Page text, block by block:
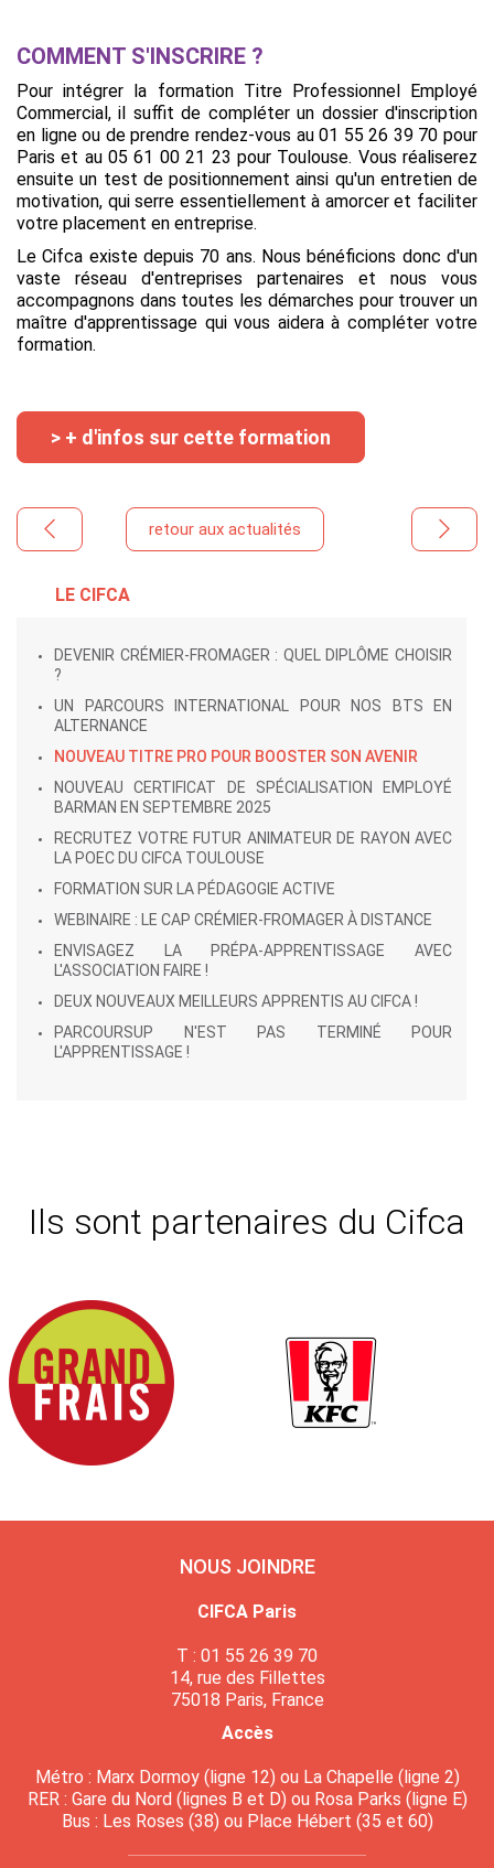
LE CIFCA
DEVENIR CRÉMIER-FROMAGER : QUEL DIPLÔME CHOISIR
?
UN PARCOURS INTERNATIONAL POUR NOS BTS EN
ALTERNANCE
NOUVEAU TITRE PRO POUR BOOSTER SON AVENIR
NOUVEAU CERTIFICAT DE SPÉCIALISATION EMPLOYÉ
BARMAN EN SEPTEMBRE 2025
RECRUTEZ VOTRE FUTUR ANIMATEUR DE RAYON AVEC
LA POEC DU CIFCA TOULOUSE
FORMATION SUR LA PÉDAGOGIE ACTIVE
WEBINAIRE : LE CAP CRÉMIER-FROMAGER À DISTANCE
ENVISAGEZ LA PRÉPA-APPRENTISSAGE AVEC
L'ASSOCIATION FAIRE !
DEUX NOUVEAUX MEILLEURS APPRENTIS AU CIFCA !
PARCOURSUP N'EST PAS TERMINÉ POUR
L'APPRENTISSAGE !
COMMENT S'INSCRIRE ?
Pour intégrer la formation Titre Professionnel Employé
Commercial, il suffit de compléter un dossier d'inscription
en ligne ou de prendre rendez-vous au 01 55 26 39 70 pour
Paris et au 05 61 00 21 23 pour Toulouse. Vous réaliserez
ensuite un test de positionnement ainsi qu'un entretien de
motivation, qui serre essentiellement à amorcer et faciliter
votre placement en entreprise.
Le Cifca existe depuis 70 ans. Nous bénéficions donc d'un
vaste réseau d'entreprises partenaires et nous vous
accompagnons dans toutes les démarches pour trouver un
maître d'apprentissage qui vous aidera à compléter votre
formation.
> + d'infos sur cette formation
retour aux actualités
Ils sont partenaires du Cifca
NOUS JOINDRE
CIFCA Paris
T : 01 55 26 39 70
14, rue des Fillettes
75018 Paris, France
Accès
Métro : Marx Dormoy (ligne 12) ou La Chapelle (ligne 2)
RER : Gare du Nord (lignes B et D) ou Rosa Parks (ligne E)
Bus : Les Roses (38) ou Place Hébert (35 et 60)